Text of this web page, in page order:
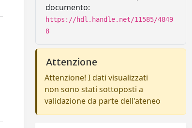
documento:
https://hdl.handle.net/11585/4849
8
Attenzione
Attenzione! I dati visualizzati
non sono stati sottoposti a
validazione da parte dell'ateneo